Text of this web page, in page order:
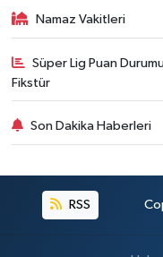
Namaz Vakitleri
Süper Lig Puan
Fikstür
Son Dakika Haberleri
RSS